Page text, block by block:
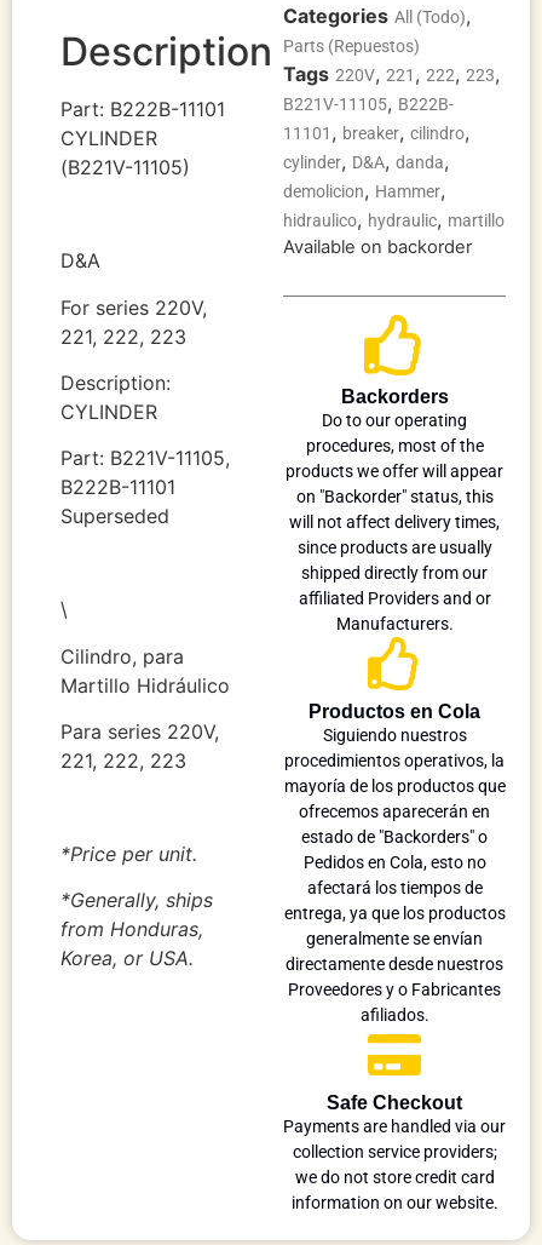
Description
Part: B222B-11101
CYLINDER
(B221V-11105)
D&A
For series 220V,
221, 222, 223
Description:
CYLINDER
Part: B221V-11105,
B222B-11101
Superseded
\
Cilindro, para
Martillo Hidráulico
Para series 220V,
221, 222, 223
*Price per unit.
*Generally, ships
from Honduras,
Korea, or USA.
Categories All (Todo),
Parts (Repuestos)
Tags 220V, 221 , 222, 223,
B221V-11105, B222B-
11101 , breaker, cilindro,
cylinder, D&A, danda,
demolicion, Hammer,
hidraulico, hydraulic, martillo
Available on backorder
Backorders
Do to our operating
procedures, most of the
products we offer will appear
on "Backorder" status, this
will not affect delivery times,
since products are usually
shipped directly from our
affiliated Providers and or
Manufacturers.
Productos en Cola
Siguiendo nuestros
procedimientos operativos, la
mayoría de los productos que
ofrecemos aparecerán en
estado de "Backorders" o
Pedidos en Cola, esto no
afectará los tiempos de
entrega, ya que los productos
generalmente se envían
directamente desde nuestros
Proveedores y o Fabricantes
afiliados.
Safe Checkout
Payments are handled via our
collection service providers;
we do not store credit card
information on our website.